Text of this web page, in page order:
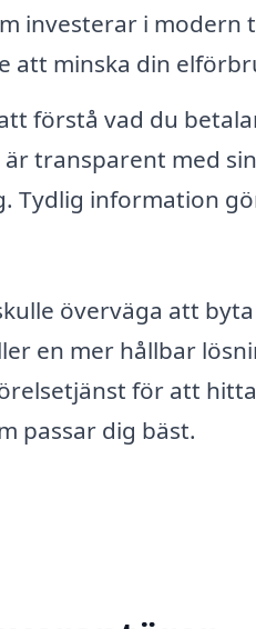
investerar i modern
att minska din
förstå vad du
transparent med
Tydlig information
överväga att byta
en mer hållbar
för att
passar dig bäst.